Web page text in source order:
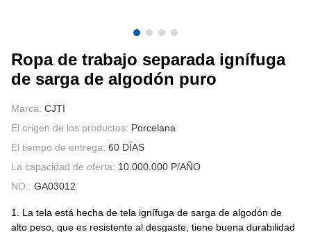
Ropa de trabajo separada ignífuga
de sarga de algodón puro
Marca: CJTI
El origen de los productos: Porcelana
El tiempo de entrega: 60 DÍAS
La capacidad de oferta: 10.000.000 P/AÑO
NO.: GA03012
1. La tela está hecha de tela ignífuga de sarga de algodón de
alto peso, que es resistente al desgaste, tiene buena durabilidad